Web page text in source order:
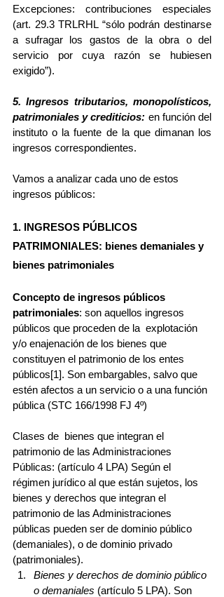
Excepciones: contribuciones especiales
(art. 29.3 TRLRHL “sólo podrán destinarse
a sufragar los gastos de la obra o del
servicio por cuya razón se hubiesen
exigido”).
5. Ingresos tributarios, monopolísticos,
patrimoniales y crediticios: en función del
instituto o la fuente de la que dimanan los
ingresos correspondientes.
Vamos a analizar cada uno de estos
ingresos públicos:
1. INGRESOS PÚBLICOS
PATRIMONIALES: bienes demaniales y
bienes patrimoniales
Concepto de ingresos públicos
patrimoniales: son aquellos ingresos
públicos que proceden de la  explotación
y/o enajenación de los bienes que
constituyen el patrimonio de los entes
públicos[1]. Son embargables, salvo que
estén afectos a un servicio o a una función
pública (STC 166/1998 FJ 4º)
Clases de  bienes que integran el
patrimonio de las Administraciones
Públicas: (artículo 4 LPA) Según el
régimen jurídico al que están sujetos, los
bienes y derechos que integran el
patrimonio de las Administraciones
públicas pueden ser de dominio público
(demaniales), o de dominio privado
(patrimoniales).
Bienes y derechos de dominio público
o demaniales (artículo 5 LPA). Son